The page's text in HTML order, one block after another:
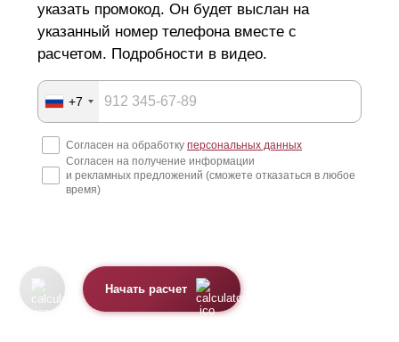
указать промокод. Он будет выслан на
указанный номер телефона вместе с
расчетом. Подробности в видео.
+7
Согласен на обработку персональных данных
Согласен на получение информации
и рекламных предложений (сможете отказаться в любое
время)
Начать расчет